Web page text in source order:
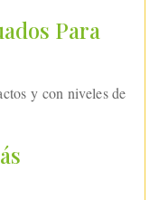
Para
y con niveles de